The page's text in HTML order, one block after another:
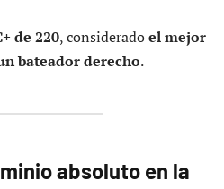
de 220, consideradoel mejor
bateador derecho.
absoluto en la